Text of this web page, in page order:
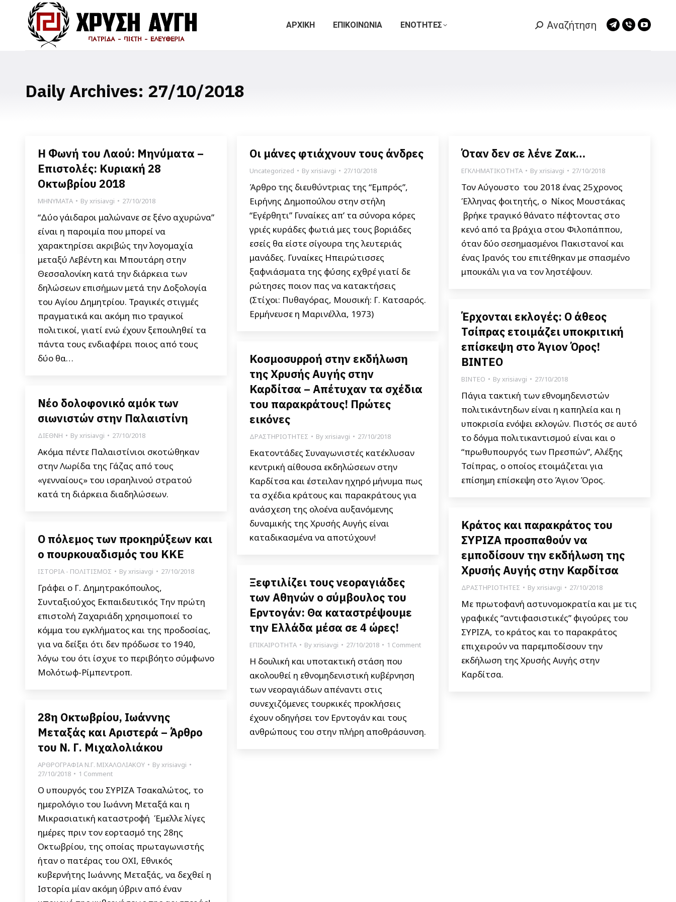
ΑΡΧΙΚΗ ΕΠΙΚΟΙΝΩΝΙΑ ΕΝΟΤΗΤΕΣ Search:
Αναζήτηση
Telegram
Viber
Daily Archives: 27/10/2018
Η Φωνή του Λαού: Μηνύματα –
Επιστολές: Κυριακή 28
Οκτωβρίου 2018
ΜΗΝΥΜΑΤΑ Byxrisiavgi 27/10/2018
“Δύο γάιδαροι μαλώνανε σε ξένο αχυρώνα”
είναι η παροιμία που μπορεί να
χαρακτηρίσει ακριβώς την λογομαχία
μεταξύ Λεβέντη και Μπουτάρη στην
Θεσσαλονίκη κατά την διάρκεια των
δηλώσεων επισήμων μετά την Δοξολογία
του Αγίου Δημητρίου. Τραγικές στιγμές
πραγματικά και ακόμη πιο τραγικοί
πολιτικοί, γιατί ενώ έχουν ξεπουληθεί τα
πάντα τους ενδιαφέρει ποιος από τους
δύο θα…
Οι μάνες φτιάχνουν τους άνδρες
Uncategorized Byxrisiavgi 27/10/2018
Άρθρο της διευθύντριας της “Εμπρός”,
Ειρήνης Δημοπούλου στην στήλη
“Εγέρθητι” Γυναίκες απ’ τα σύνορα κόρες
γριές κυράδες φωτιά μες τους βοριάδες
εσείς θα είστε σίγουρα της λευτεριάς
μανάδες. Γυναίκες Ηπειρώτισσες
ξαφνιάσματα της φύσης εχθρέ γιατί δε
ρώτησες ποιον πας να κατακτήσεις
(Στίχοι: Πυθαγόρας, Μουσική: Γ. Κατσαρός.
Ερμήνευσε η Μαρινέλλα, 1973)
Όταν δεν σε λένε Ζακ…
ΕΓΚΛΗΜΑΤΙΚΟΤΗΤΑ Byxrisiavgi 27/10/2018
Τον Αύγουστο του 2018 ένας 25χρονος
Έλληνας φοιτητής, ο Νίκος Μουστάκας
βρήκε τραγικό θάνατο πέφτοντας στο
κενό από τα βράχια στου Φιλοπάππου,
όταν δύο σεσημασμένοι Πακιστανοί και
ένας Ιρανός του επιτέθηκαν με σπασμένο
μπουκάλι για να τον ληστέψουν.
Έρχονται εκλογές: Ο άθεος
Τσίπρας ετοιμάζει υποκριτική
επίσκεψη στο Άγιον Όρος!
ΒΙΝΤΕΟ
ΒΙΝΤΕΟ Byxrisiavgi 27/10/2018
Πάγια τακτική των εθνομηδενιστών
πολιτικάντηδων είναι η καπηλεία και η
υποκρισία ενόψει εκλογών. Πιστός σε αυτό
το δόγμα πολιτικαντισμού είναι και ο
“πρωθυπουργός των Πρεσπών”, Αλέξης
Τσίπρας, ο οποίος ετοιμάζεται για
επίσημη επίσκεψη στο Άγιον Όρος.
Κοσμοσυρροή στην εκδήλωση
της Χρυσής Αυγής στην
Καρδίτσα – Απέτυχαν τα σχέδια
του παρακράτους! Πρώτες
εικόνες
ΔΡΑΣΤΗΡΙΟΤΗΤΕΣ Byxrisiavgi 27/10/2018
Εκατοντάδες Συναγωνιστές κατέκλυσαν
κεντρική αίθουσα εκδηλώσεων στην
Καρδίτσα και έστειλαν ηχηρό μήνυμα πως
τα σχέδια κράτους και παρακράτους για
ανάσχεση της ολοένα αυξανόμενης
δυναμικής της Χρυσής Αυγής είναι
καταδικασμένα να αποτύχουν!
Νέο δολοφονικό αμόκ των
σιωνιστών στην Παλαιστίνη
ΔΙΕΘΝΗ Byxrisiavgi 27/10/2018
Ακόμα πέντε Παλαιστίνιοι σκοτώθηκαν
στην Λωρίδα της Γάζας από τους
«γενναίους» του ισραηλινού στρατού
κατά τη διάρκεια διαδηλώσεων.
Κράτος και παρακράτος του
ΣΥΡΙΖΑ προσπαθούν να
εμποδίσουν την εκδήλωση της
Χρυσής Αυγής στην Καρδίτσα
ΔΡΑΣΤΗΡΙΟΤΗΤΕΣ Byxrisiavgi 27/10/2018
Με πρωτοφανή αστυνομοκρατία και με τις
γραφικές “αντιφασιστικές” φιγούρες του
ΣΥΡΙΖΑ, το κράτος και το παρακράτος
επιχειρούν να παρεμποδίσουν την
εκδήλωση της Χρυσής Αυγής στην
Καρδίτσα.
Ο πόλεμος των προκηρύξεων και
ο πουρκουαδισμός του ΚΚΕ
ΙΣΤΟΡΙΑ - ΠΟΛΙΤΙΣΜΟΣ Byxrisiavgi 27/10/2018
Γράφει ο Γ. Δημητρακόπουλος,
Συνταξιούχος Εκπαιδευτικός Την πρώτη
επιστολή Ζαχαριάδη χρησιμοποιεί το
κόμμα του εγκλήματος και της προδοσίας,
για να δείξει ότι δεν πρόδωσε το 1940,
λόγω του ότι ίσχυε το περιβόητο σύμφωνο
Μολότωφ-Ρίμπεντροπ.
Ξεφτιλίζει τους νεοραγιάδες
των Αθηνών ο σύμβουλος του
Ερντογάν: Θα καταστρέψουμε
την Ελλάδα μέσα σε 4 ώρες!
ΕΠΙΚΑΙΡΟΤΗΤΑ Byxrisiavgi 27/10/2018 1 Comment
Η δουλική και υποτακτική στάση που
ακολουθεί η εθνομηδενιστική κυβέρνηση
των νεοραγιάδων απέναντι στις
συνεχιζόμενες τουρκικές προκλήσεις
έχουν οδηγήσει τον Ερντογάν και τους
ανθρώπους του στην πλήρη αποθράσυνση.
28η Οκτωβρίου, Ιωάννης
Μεταξάς και Αριστερά – Άρθρο
του Ν. Γ. Μιχαλολιάκου
ΑΡΘΡΟΓΡΑΦΙΑ Ν.Γ. ΜΙΧΑΛΟΛΙΑΚΟΥ Byxrisiavgi
27/10/2018
1 Comment
Ο υπουργός του ΣΥΡΙΖΑ Τσακαλώτος, το
ημερολόγιο του Ιωάννη Μεταξά και η
Μικρασιατική καταστροφή Έμελλε λίγες
ημέρες πριν τον εορτασμό της 28ης
Οκτωβρίου, της οποίας πρωταγωνιστής
ήταν ο πατέρας του ΟΧΙ, Εθνικός
κυβερνήτης Ιωάννης Μεταξάς, να δεχθεί η
Ιστορία μίαν ακόμη ύβριν από έναν